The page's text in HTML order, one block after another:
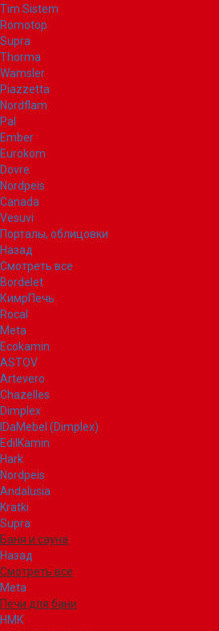
Tim Sistem
Romotop
Supra
Thorma
Wamsler
Piazzetta
Nordflam
Pal
Ember
Eurokom
Dovre
Nordpeis
Canada
Vesuvi
Порталы, облицовки
Назад
Смотреть все
Bordelet
КимрПечь
Rocal
Meta
Ecokamin
ASTOV
Artevero
Chazelles
Dimplex
IDaMebel (Dimplex)
EdilKamin
Hark
Nordpeis
Andalusia
Kratki
Supra
Баня и сауна
Назад
Смотреть все
Meta
Печи для бани
НМК